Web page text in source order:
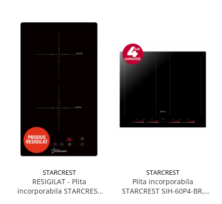
STARCREST
RESIGILAT - Plita
incorporabila STARCREST
STARCREST
Plita incorporabila
STARCREST SIH-60P4-BR,